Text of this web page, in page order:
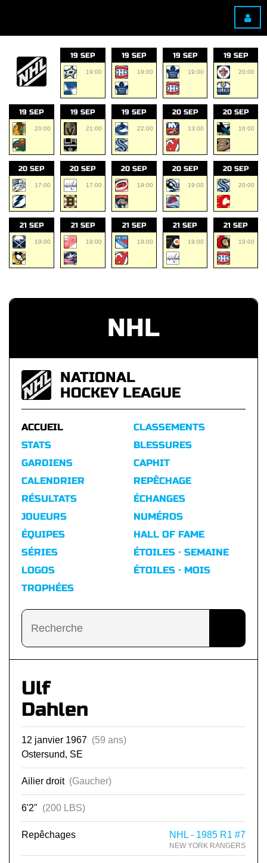
19 SEP
19:00
19 SEP
19:00
19 SEP
19:00
19 SEP
20:00
19 SEP
20:00
19 SEP
21:00
19 SEP
22:00
20 SEP
13:00
20 SEP
16:00
20 SEP
17:00
20 SEP
17:00
20 SEP
19:00
20 SEP
19:00
20 SEP
20:00
21 SEP
19:00
21 SEP
19:00
21 SEP
19:00
21 SEP
19:00
21 SEP
19:00
NHL
NATIONAL
HOCKEY LEAGUE
ACCUEIL
STATS
GARDIENS
CALENDRIER
RÉSULTATS
CLASSEMENTS
BLESSURES
CAPHIT
REPÊCHAGE
ÉCHANGES
JOUEURS
ÉQUIPES
SÉRIES
LOGOS
TROPHÉES
NUMÉROS
HALL OF FAME
ÉTOILES · SEMAINE
ÉTOILES · MOIS
Ulf
Dahlen
12 janvier 1967 (59 ans)
Ostersund, SE
Ailier droit (Gaucher)
6'2" (200 LBS)
Repêchages NHL - 1985 R1 #7
NEW YORK RANGERS